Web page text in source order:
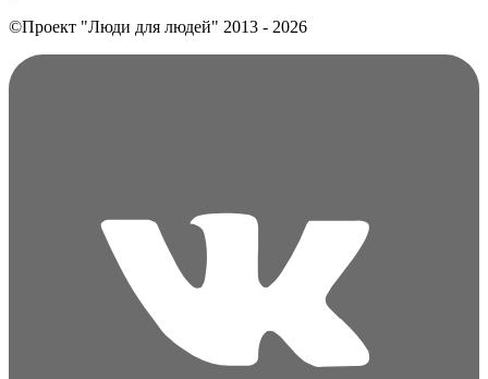
©Проект "Люди для людей" 2013 - 2026